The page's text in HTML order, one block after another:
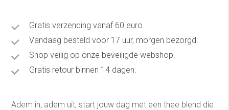
Gratis verzending vanaf 60 euro.
Vandaag besteld voor 17 uur, morgen bezorgd.
Shop veilig op onze beveiligde webshop.
Gratis retour binnen 14 dagen.
Adem in, adem uit, start jouw dag met een thee blend die